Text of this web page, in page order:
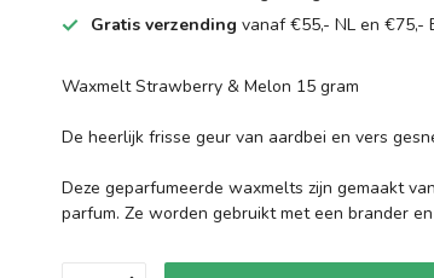
Gratis verzending vanaf €55,- NL en €75,-
Waxmelt Strawberry & Melon 15 gram
De heerlijk frisse geur van aardbei en vers
Deze geparfumeerde waxmelts zijn gemaakt
parfum. Ze worden gebruikt met een brander